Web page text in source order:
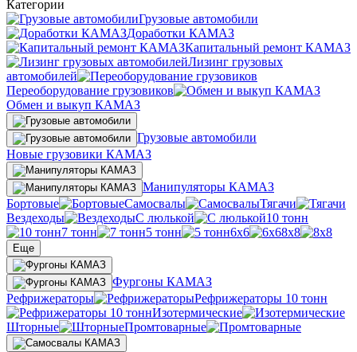
Категории
Грузовые автомобили
Доработки КАМАЗ
Капитальный ремонт КАМАЗ
Лизинг грузовых
автомобилей
Переоборудование грузовиков
Обмен и выкуп КАМАЗ
Грузовые автомобили
Новые грузовики КАМАЗ
Манипуляторы КАМАЗ
Бортовые
Самосвалы
Тягачи
Вездеходы
С люлькой
10 тонн
7 тонн
5 тонн 6х6 8х8
Еще
Фургоны КАМАЗ
Рефрижераторы
Рефрижераторы 10 тонн
Изотермические
Шторные
Промтоварные